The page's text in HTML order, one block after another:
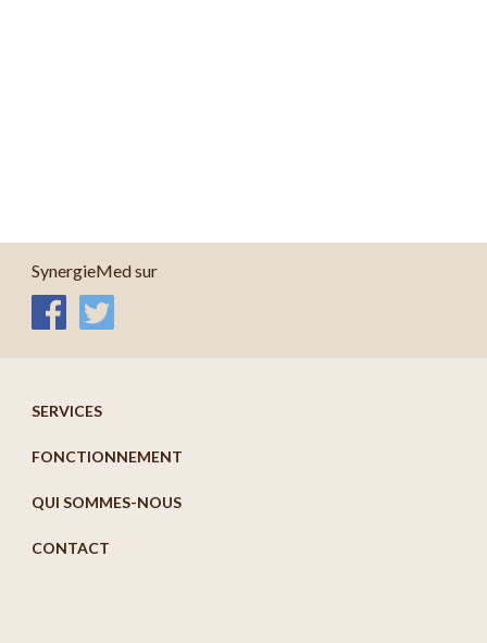
SynergieMed sur
SERVICES
FONCTIONNEMENT
QUI SOMMES-NOUS
CONTACT